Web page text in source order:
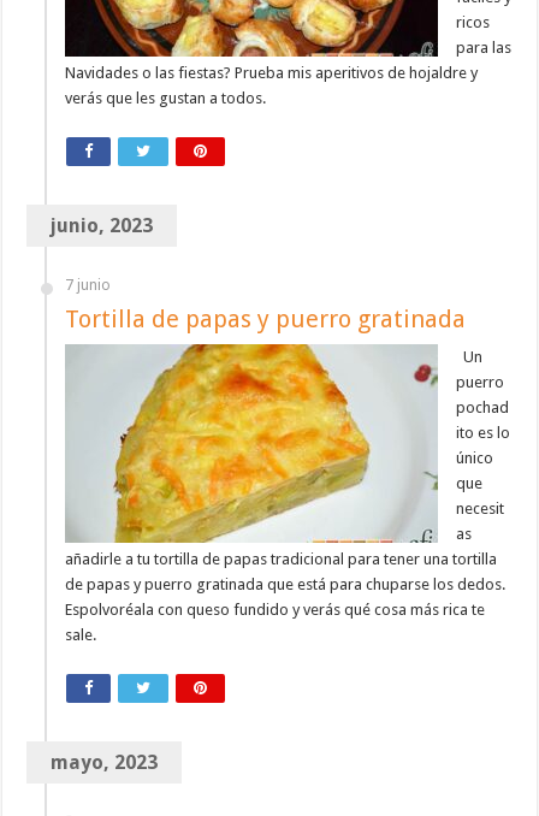
ricos
para las
Navidades o las fiestas? Prueba mis aperitivos de hojaldre y
verás que les gustan a todos.
junio, 2023
7 junio
Tortilla de papas y puerro gratinada
Un
puerro
pochad
ito es lo
único
que
necesit
as
añadirle a tu tortilla de papas tradicional para tener una tortilla
de papas y puerro gratinada que está para chuparse los dedos.
Espolvoréala con queso fundido y verás qué cosa más rica te
sale.
mayo, 2023